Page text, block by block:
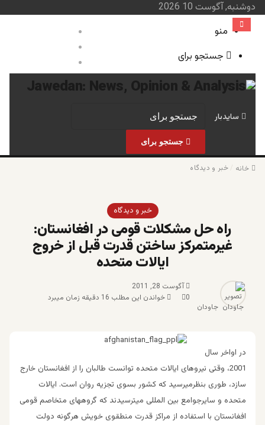
دوشنبه, آگوست 10 2026
منو
جستجو برای
صفحه نخست
سایدبار
جستجو برای
خانه خبر و دیدگاه
خبر و دیدگاه
راه حل مشکلات قومی در افغانستان:
غیرمتمرکز ساختن قدرت قبل از خروج
ایالات متحده
جاودان
آگوست 28, 2011
0
خواندن این مطلب 16 دقیقه زمان میبرد
در اواخر سال
2001، وقتی نیروهای ایالات متحده توانست طالبان را از افغانستان خارج
سازد، طوری بنظرمیرسید که کشور بسوی تجزیه روان است. ایالات
متحده و سایرجوامع بین المللی میترسیدند که گروههای متخاصم قومی
افغانستان با استفاده از مراکز قدرت منطقوی خویش هرگونه دولت